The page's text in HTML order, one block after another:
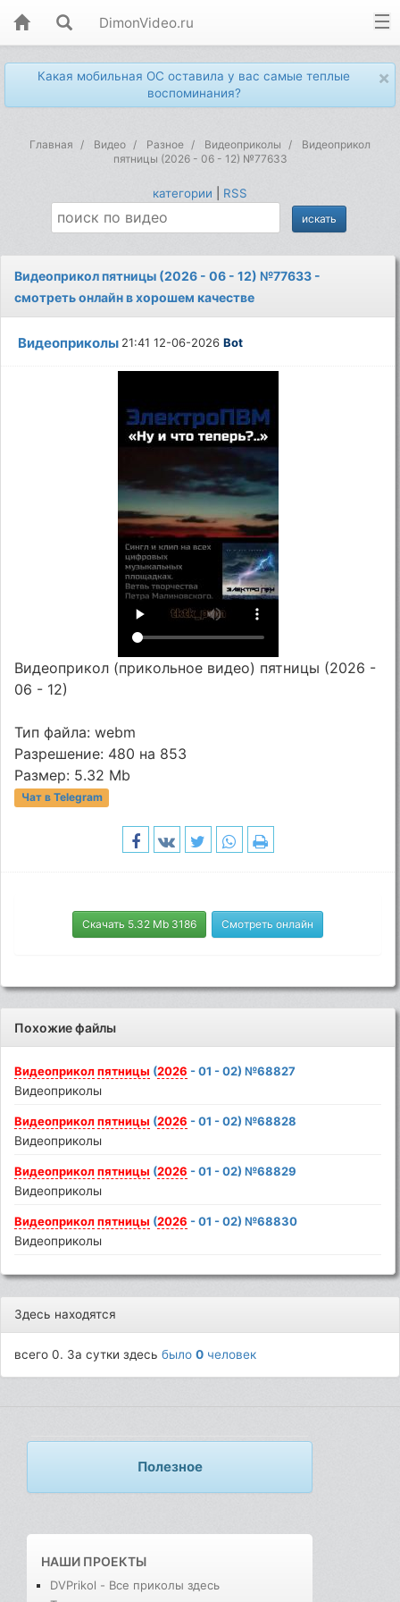
DimonVideo.ru
×
Какая мобильная ОС оставила у вас самые теплые
воспоминания?
Главная Видео Разное Видеоприколы
Видеоприкол
пятницы (2026 - 06 - 12) №77633
категории RSS
Видеоприкол пятницы (2026 - 06 - 12) №77633 -
смотреть онлайн в хорошем качестве
Видеоприколы 21:41 12-06-2026Bot
Видеоприкол (прикольное видео) пятницы (2026 -
06 - 12)
Тип файла: webm
Разрешение: 480 на 853
Размер: 5.32 Mb
Чат в Telegram
Скачать 5.32 Mb 3186 Смотреть онлайн
Похожие файлы
Видеоприкол пятницы (2026 - 01 - 02) №68827
Видеоприколы
Видеоприкол пятницы (2026 - 01 - 02) №68828
Видеоприколы
Видеоприкол пятницы (2026 - 01 - 02) №68829
Видеоприколы
Видеоприкол пятницы (2026 - 01 - 02) №68830
Видеоприколы
Здесь находятся
всего 0. За сутки здесьбыло0 человек
Полезное
НАШИ ПРОЕКТЫ
DVPrikol - Все приколы здесь